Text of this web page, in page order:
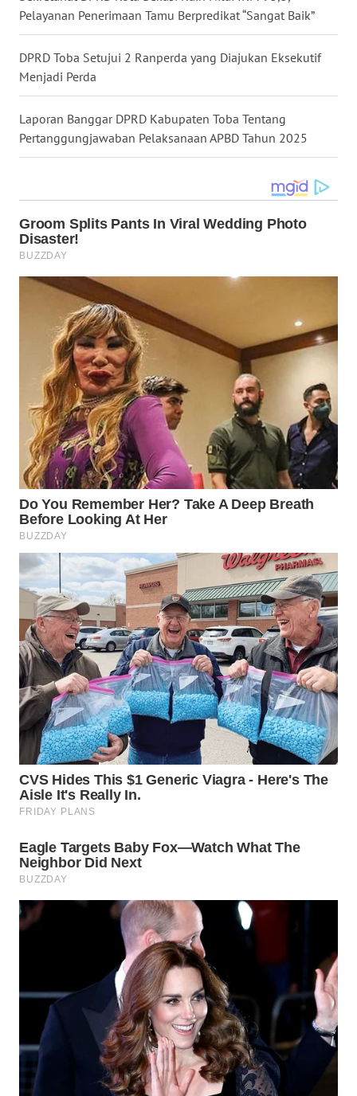
Pelayanan Penerimaan Tamu Berpredikat “Sangat Baik”
DPRD Toba Setujui 2 Ranperda yang Diajukan Eksekutif
Menjadi Perda
Laporan Banggar DPRD Kabupaten Toba Tentang
Pertanggungjawaban Pelaksanaan APBD Tahun 2025
WN
KALTENG
WN
KALTARA
WN
KALSEL
WN
WN
GORONTALO
WN
SULUT
WN
MALUKU
WN
MALUT
WN
DAIRI
WN
DANAU
TOBA
WN
NIAS
WN
LANGKAT
WN
TAPANULI
WN
LESUNG
SIMALUNGUN
LABUHANBATU